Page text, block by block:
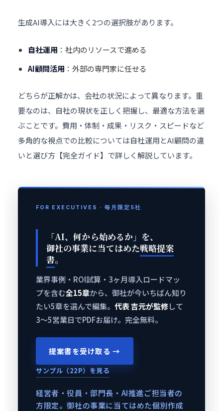
生成AI導入には大きく2つの選択肢があります。
自社運用 ：社内のリソースで進める
AI顧問活用 ：外部の専門家に任せる
どちらが正解かは、会社の状況によって異なります。重
要なのは、自社の現状を正しく把握し、最適な方法を選
ぶことです。費用・体制・成果・リスク・スピードなど
多角的な視点での比較については自社運用とAI顧問の違
いと選び方【完全ガイド】 で詳しく解説しています。
FOR EXECUTIVES · 毎月限定5社
「AI、何から始めるか」を、
御社の事業に当てはめた戦略提案
書。
業界事例・ROI試算・3ヶ月導入ロードマッ
プを含む全15章から、御社が今いちばん知り
たい5章を選んで編集。 代表 吉元が監修して
3〜5営業日でPDFお届け。完全無料。
提案書を受け取る →
サンプル（22P）を見る
経営者・役員・部門長・AI推進ご担当者の
方限定。御社の事業に当てはめた個別作成